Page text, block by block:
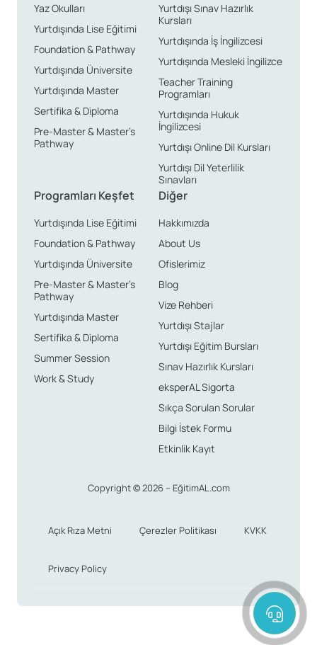
Yaz Okulları
Yurtdışında Lise Eğitimi
Foundation & Pathway
Yurtdışında Üniversite
Yurtdışında Master
Sertifika & Diploma
Pre-Master & Master’s
Pathway
Yurtdışı Sınav Hazırlık
Kursları
Yurtdışında İş İngilizcesi
Yurtdışında Mesleki İngilizce
Teacher Training
Programları
Yurtdışında Hukuk
İngilizcesi
Yurtdışı Online Dil Kursları
Yurtdışı Dil Yeterlilik
Sınavları
Programları Keşfet
Yurtdışında Lise Eğitimi
Foundation & Pathway
Yurtdışında Üniversite
Pre-Master & Master’s
Pathway
Yurtdışında Master
Sertifika & Diploma
Summer Session
Work & Study
Diğer
Hakkımızda
About Us
Ofislerimiz
Blog
Vize Rehberi
Yurtdışı Stajlar
Yurtdışı Eğitim Bursları
Sınav Hazırlık Kursları
eksperAL Sigorta
Sıkça Sorulan Sorular
Bilgi İstek Formu
Etkinlik Kayıt
Copyright © 2026 – EğitimAL.com
Açık Rıza Metni Çerezler Politikası KVKK
Privacy Policy